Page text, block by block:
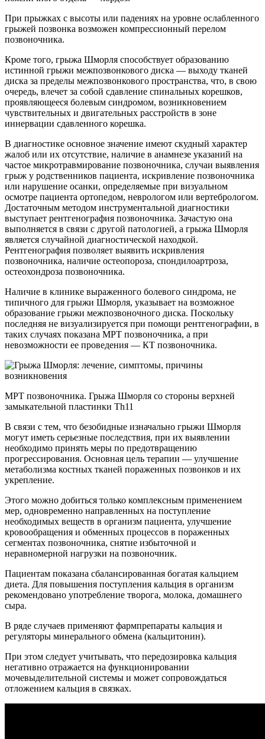
При прыжках с высоты или падениях на уровне ослабленного
грыжей позвонка возможен компрессионный перелом
позвоночника.
Кроме того, грыжа Шморля способствует образованию
истинной грыжи межпозвонкового диска — выходу тканей
диска за пределы межпозвонкового пространства, что, в свою
очередь, влечет за собой сдавление спинальных корешков,
проявляющееся болевым синдромом, возникновением
чувствительных и двигательных расстройств в зоне
иннервации сдавленного корешка.
В диагностике основное значение имеют скудный характер
жалоб или их отсутствие, наличие в анамнезе указаний на
частое микротравмирование позвоночника, случаи выявления
грыж у родственников пациента, искривление позвоночника
или нарушение осанки, определяемые при визуальном
осмотре пациента ортопедом, неврологом или вертебрологом.
Достаточным методом инструментальной диагностики
выступает рентгенография позвоночника. Зачастую она
выполняется в связи с другой патологией, а грыжа Шморля
является случайной диагностической находкой.
Рентгенография позволяет выявить искривления
позвоночника, наличие остеопороза, спондилоартроза,
остеохондроза позвоночника.
Наличие в клинике выраженного болевого синдрома, не
типичного для грыжи Шморля, указывает на возможное
образование грыжи межпозвоночного диска. Поскольку
последняя не визуализируется при помощи рентгенографии, в
таких случаях показана МРТ позвоночника, а при
невозможности ее проведения — КТ позвоночника.
МРТ позвоночника. Грыжа Шморля со стороны верхней
замыкательной пластинки Th11
В связи с тем, что безобидные изначально грыжи Шморля
могут иметь серьезные последствия, при их выявлении
необходимо принять меры по предотвращению
прогрессирования. Основная цель терапии — улучшение
метаболизма костных тканей пораженных позвонков и их
укрепление.
Этого можно добиться только комплексным применением
мер, одновременно направленных на поступление
необходимых веществ в организм пациента, улучшение
кровообращения и обменных процессов в пораженных
сегментах позвоночника, снятие избыточной и
неравномерной нагрузки на позвоночник.
Пациентам показана сбалансированная богатая кальцием
диета. Для повышения поступления кальция в организм
рекомендовано употребление творога, молока, домашнего
сыра.
В ряде случаев применяют фармпрепараты кальция и
регуляторы минерального обмена (кальцитонин).
При этом следует учитывать, что передозировка кальция
негативно отражается на функционировании
мочевыделительной системы и может сопровождаться
отложением кальция в связках.